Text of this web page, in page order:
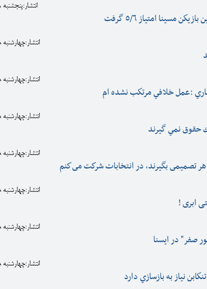
انتشار:پنجشنبه 29 بهمن 1383-0:0
مسينا امتياز ‌٥/٦ گرفت
انتشار:چهارشنبه 28 بهمن 1383-0:0
انتشار:چهارشنبه 28 بهمن 1383-0:0
:عمل خلافي مرتكب نشده ام
انتشار:چهارشنبه 28 بهمن 1383-0:0
حقوق نمي گيرند
انتشار:چهارشنبه 28 بهمن 1383-0:0
هر تصميمى بگيرند، در انتخابات شركت مى‌كنم
انتشار:چهارشنبه 28 بهمن 1383-0:0
ابری !
انتشار:چهارشنبه 28 بهمن 1383-0:0
صفر" در ايسنا
انتشار:چهارشنبه 28 بهمن 1383-0:0